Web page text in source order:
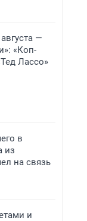
—
«Коп-
Лассо»
в
из
на связь
и